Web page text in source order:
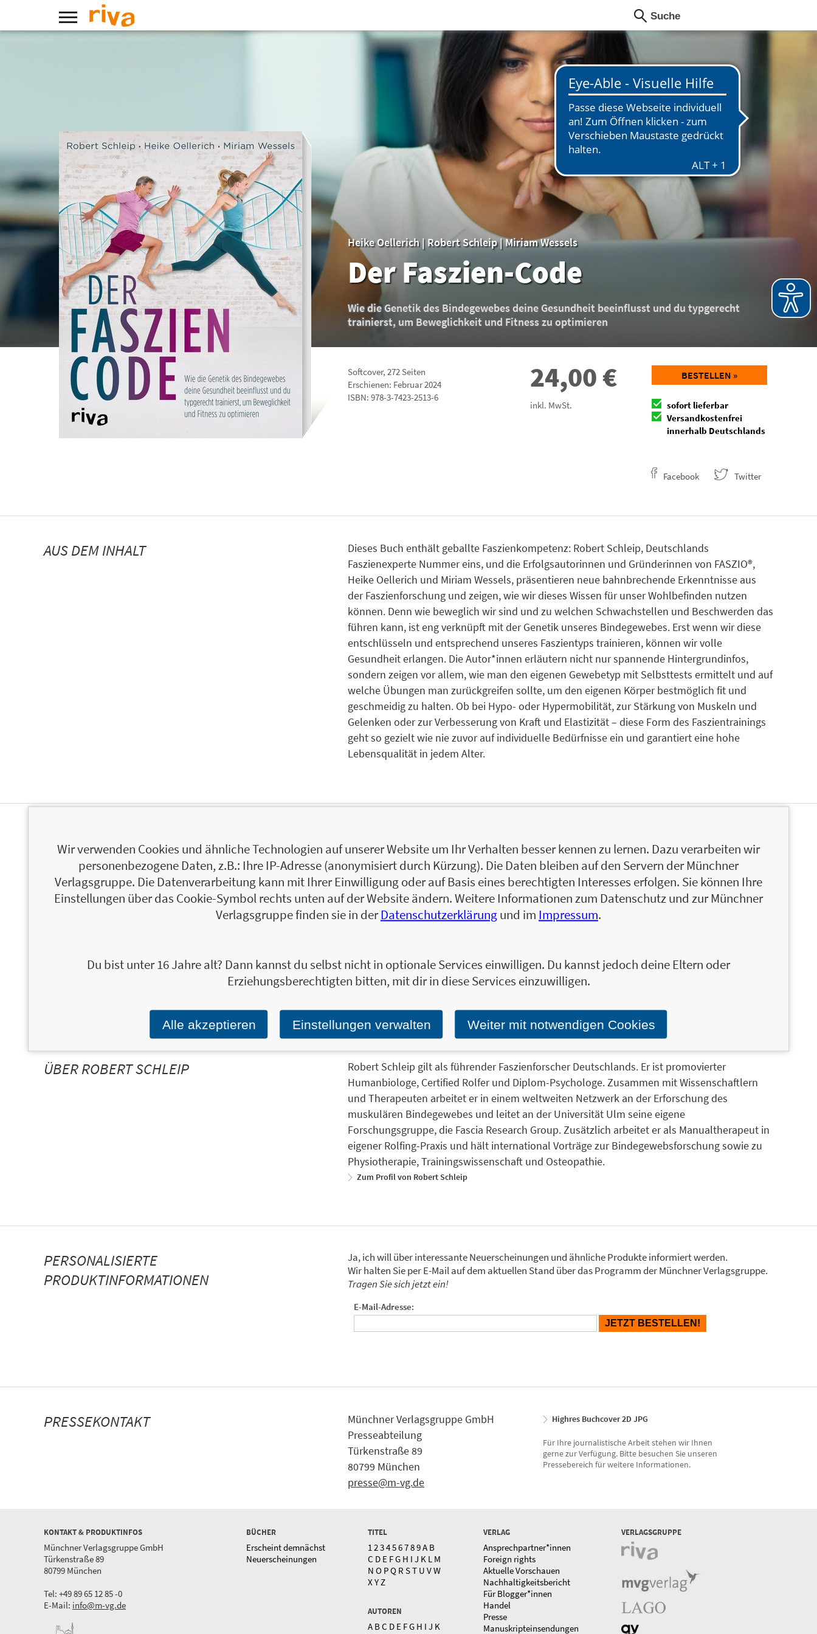
Heike Oellerich|Robert Schleip|Miriam Wessels
Der Faszien-Code
Wie die Genetik des Bindegewebes deine Gesundheit beeinflusst und du typgerecht
trainierst, um Beweglichkeit und Fitness zu optimieren
Softcover, 272 Seiten
Erschienen: Februar 2024
ISBN: 978-3-7423-2513-6
24,00€
inkl. MwSt.
BESTELLEN »
sofort lieferbar
Versandkostenfrei
innerhalb Deutschlands
Facebook Twitter
AUS DEM INHALT
Dieses Buch enthält geballte Faszienkompetenz: Robert Schleip, Deutschlands
Faszienexperte Nummer eins, und die Erfolgsautorinnen und Gründerinnen von FASZIO®,
Heike Oellerich und Miriam Wessels, präsentieren neue bahnbrechende Erkenntnisse aus
der Faszienforschung und zeigen, wie wir dieses Wissen für unser Wohlbefinden nutzen
können. Denn wie beweglich wir sind und zu welchen Schwachstellen und Beschwerden das
führen kann, ist eng verknüpft mit der Genetik unseres Bindegewebes. Erst wenn wir diese
entschlüsseln und entsprechend unseres Faszientyps trainieren, können wir volle
Gesundheit erlangen. Die Autor*innen erläutern nicht nur spannende Hintergrundinfos,
sondern zeigen vor allem, wie man den eigenen Gewebetyp mit Selbsttests ermittelt und auf
welche Übungen man zurückgreifen sollte, um den eigenen Körper bestmöglich fit und
geschmeidig zu halten. Ob bei Hypo- oder Hypermobilität, zur Stärkung von Muskeln und
Gelenken oder zur Verbesserung von Kraft und Elastizität – diese Form des Faszientrainings
geht so gezielt wie nie zuvor auf individuelle Bedürfnisse ein und garantiert eine hohe
Lebensqualität in jedem Alter.
Faszienforscher Deutschlands. Er ist der Direktor der Fascia Research Group der TU München
und Mitinitiator aller internationalen Faszienkongresse seit 2007. Außerdem ist er Autor
zahlreicher Fachartikel, Publikationen und Bücher, darunter der Bestseller »Faszien-Fitness«.
Heike Oellerich ist Personal Coachin und Trainerin für Gesundheitssport. Die
Faszienenthusiastin ist Gründerin von FASZIO®, wo sie Aus- und Fortbildungen zu
Fitnessratgeber und Artikel. Miriam Wessels ist Sportwissenschaftlerin, Ausbilderin für
Yogalehrer*innen und -therapeut*innen, Heilpraktikerin und Faszientherapeutin. Ihrer
als wissenschaftliche Mitarbeiterin der Fascia Illustration Research Group nach. Zudem ist
sie erfolgreiche Autorin zahlreicher Fitnessratgeber und Artikel.
Zum Profil von Heike Oellerich
ÜBER ROBERT SCHLEIP
Robert Schleip gilt als führender Faszienforscher Deutschlands. Er ist promovierter
Humanbiologe, Certified Rolfer und Diplom-Psychologe. Zusammen mit Wissenschaftlern
und Therapeuten arbeitet er in einem weltweiten Netzwerk an der Erforschung des
muskulären Bindegewebes und leitet an der Universität Ulm seine eigene
Forschungsgruppe, die Fascia Research Group. Zusätzlich arbeitet er als Manualtherapeut in
eigener Rolfing-Praxis und hält international Vorträge zur Bindegewebsforschung sowie zu
Physiotherapie, Trainingswissenschaft und Osteopathie.
Zum Profil von Robert Schleip
PERSONALISIERTE
PRODUKTINFORMATIONEN
Ja, ich will über interessante Neuerscheinungen und ähnliche Produkte informiert werden.
Wir halten Sie per E-Mail auf dem aktuellen Stand über das Programm der Münchner Verlagsgruppe.
Tragen Sie sich jetzt ein!
E-Mail-Adresse:
PRESSEKONTAKT
Münchner Verlagsgruppe GmbH
Presseabteilung
Türkenstraße 89
80799 München
presse@m-vg.de
Highres Buchcover 2D JPG
Für Ihre journalistische Arbeit stehen wir Ihnen
gerne zur Verfügung. Bitte besuchen Sie unseren
Pressebereich für weitere Informationen.
KONTAKT & PRODUKTINFOS
Münchner Verlagsgruppe GmbH
Türkenstraße 89
80799 München
Tel: +49 89 65 12 85 -0
E-Mail: info@m-vg.de
BÜCHER
Erscheint demnächst
Neuerscheinungen
TITEL
1 23456789A B
C D E FG H I J K L M
N O PQ R ST U VW
X Y Z
AUTOREN
A BC D E FG H I J K
VERLAG
Ansprechpartner*innen
Foreign rights
Aktuelle Vorschauen
Nachhaltigkeitsbericht
Für Blogger*innen
Handel
Presse
Manuskripteinsendungen
VERLAGSGRUPPE
Wir verwenden Cookies und ähnliche Technologien auf unserer Website um Ihr Verhalten besser kennen zu lernen. Dazu verarbeiten wir
personenbezogene Daten, z.B.: Ihre IP-Adresse (anonymisiert durch Kürzung). Die Daten bleiben auf den Servern der Münchner
Verlagsgruppe. Die Datenverarbeitung kann mit Ihrer Einwilligung oder auf Basis eines berechtigten Interesses erfolgen. Sie können Ihre
Einstellungen über das Cookie-Symbol rechts unten auf der Website ändern. Weitere Informationen zum Datenschutz und zur Münchner
Verlagsgruppe finden sie in derDatenschutzerklärungund im Impressum.
Du bist unter 16 Jahre alt? Dann kannst du selbst nicht in optionale Services einwilligen. Du kannst jedoch deine Eltern oder
Erziehungsberechtigten bitten, mit dir in diese Services einzuwilligen.
Alle akzeptieren Einstellungen verwalten Weiter mit notwendigen Cookies